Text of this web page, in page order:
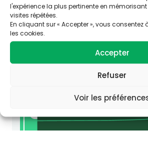
l'expérience la plus pertinente en
visites répétées.
En cliquant sur « Accepter », vous consentez
les cookies.
Accepter
Refuser
Voir les
pour agir en Éducation et
Santé-Environnement.
agir-ese.org